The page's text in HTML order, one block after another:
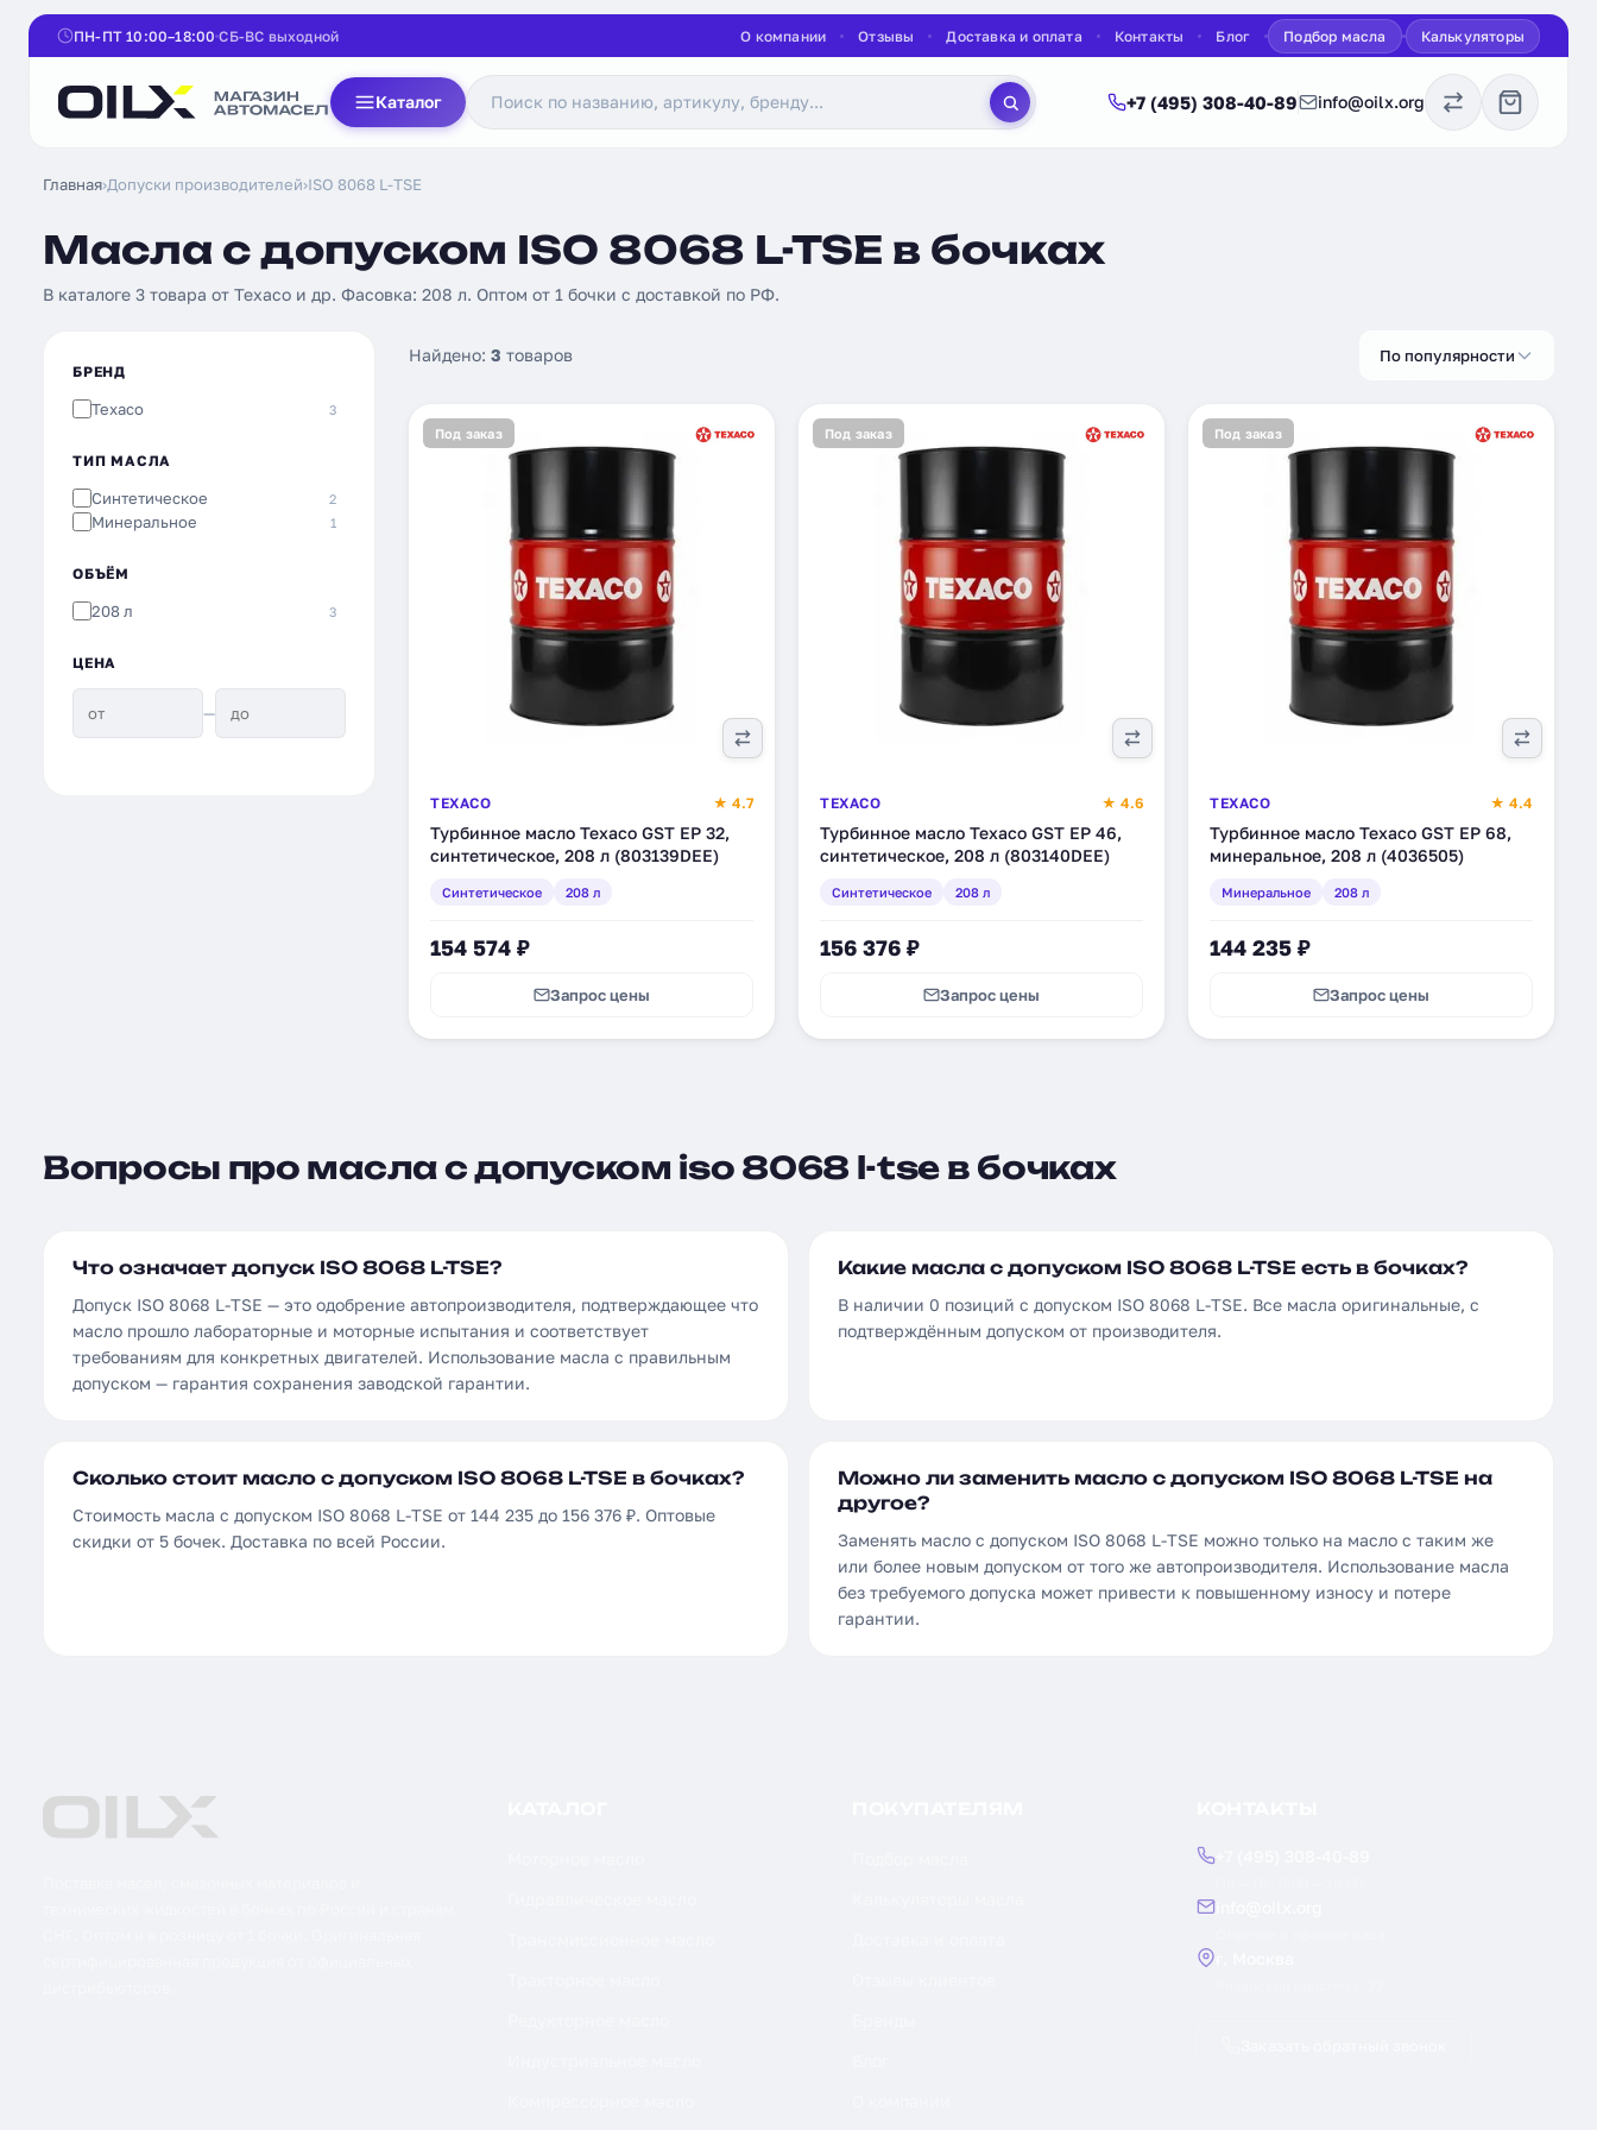
ПН-ПТ 10:00–18:00 СБ-ВС выходной О компании Отзывы Доставка и оплата Контакты Блог Подбор масла Калькуляторы
Каталог +7 (495) 308-40-89 info@oilx.org
Главная›Допуски производителей›ISO 8068 L-TSE
Масла с допуском ISO 8068 L-TSE в бочках
В каталоге 3 товара от Texaco и др. Фасовка: 208 л. Оптом от 1 бочки с доставкой по РФ.
БРЕНД
Texaco 3
ТИП МАСЛА
Синтетическое 2
Минеральное 1
ОБЪЁМ
208 л 3
ЦЕНА
—
Найдено: 3 товаров По популярности
Под заказ
TEXACO ★ 4.7
Турбинное масло Texaco GST EP 32,
синтетическое, 208 л (803139DEE)
Синтетическое 208 л
154 574 ₽
Запрос цены
Под заказ
TEXACO ★ 4.6
Турбинное масло Texaco GST EP 46,
синтетическое, 208 л (803140DEE)
Синтетическое 208 л
156 376 ₽
Запрос цены
Под заказ
TEXACO ★ 4.4
Турбинное масло Texaco GST EP 68,
минеральное, 208 л (4036505)
Минеральное 208 л
144 235 ₽
Запрос цены
Вопросы про масла с допуском iso 8068 l-tse в бочках
Что означает допуск ISO 8068 L-TSE?
Допуск ISO 8068 L-TSE — это одобрение автопроизводителя, подтверждающее что
масло прошло лабораторные и моторные испытания и соответствует
требованиям для конкретных двигателей. Использование масла с правильным
допуском — гарантия сохранения заводской гарантии.
Какие масла с допуском ISO 8068 L-TSE есть в бочках?
В наличии 0 позиций с допуском ISO 8068 L-TSE. Все масла оригинальные, с
подтверждённым допуском от производителя.
Сколько стоит масло с допуском ISO 8068 L-TSE в бочках?
Стоимость масла с допуском ISO 8068 L-TSE от 144 235 до 156 376 ₽. Оптовые
скидки от 5 бочек. Доставка по всей России.
Можно ли заменить масло с допуском ISO 8068 L-TSE на
другое?
Заменять масло с допуском ISO 8068 L-TSE можно только на масло с таким же
или более новым допуском от того же автопроизводителя. Использование масла
без требуемого допуска может привести к повышенному износу и потере
гарантии.